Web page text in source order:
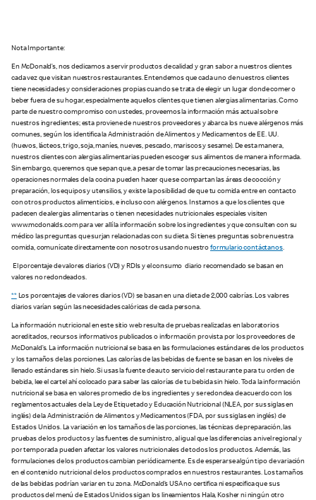
Nota Importante:
En McDonald’s, nos dedicamos a servir productos de calidad y gran sabor a nuestros clientes
cada vez que visitan nuestros restaurantes. Entendemos que cada uno de nuestros clientes
tiene necesidades y consideraciones propias cuando se trata de elegir un lugar donde comer o
beber fuera de su hogar, especialmente aquellos clientes que tienen alergias alimentarias. Como
parte de nuestro compromiso con ustedes, proveemos la información más actual sobre
nuestros ingredientes; esta proviene de nuestros proveedores y abarca los nueve alérgenos más
comunes, según los identifica la Administración de Alimentos y Medicamentos de EE. UU.
(huevos, lácteos, trigo, soja, maníes, nueves, pescado, mariscos y sesame). De esta manera,
nuestros clientes con alergias alimentarias pueden escoger sus alimentos de manera informada.
Sin embargo, queremos que sepan que, a pesar de tomar las precauciones necesarias, las
operaciones normales de la cocina pueden hacer que se compartan las áreas de cocción y
preparación, los equipos y utensilios, y existe la posibilidad de que tu comida entre en contacto
con otros productos alimenticios, e incluso con alérgenos. Instamos a que los clientes que
padecen de alergias alimentarias o tienen necesidades nutricionales especiales visiten
www.mcdonalds.com para ver allí la información sobre los ingredientes y que consulten con su
médico las preguntas que surjan relacionadas con su dieta. Si tienes preguntas sobre nuestra
comida, comunícate directamente con nosotros usando nuestroformulario contáctanos.
El porcentaje de valores diarios (VD) y RDIs y el consumo diario recomendado se basan en
valores no redondeados.
**Los porcentajes de valores diarios (VD) se basan en una dieta de 2,000 calorías. Los valores
diarios varían según las necesidades calóricas de cada persona.
La información nutricional en este sitio web resulta de pruebas realizadas en laboratorios
acreditados, recursos informativos publicados o información provista por los proveedores de
McDonald’s. La información nutricional se basa en las formulaciones estándares de los productos
y los tamaños de las porciones. Las calorías de las bebidas de fuente se basan en los niveles de
llenado estándares sin hielo. Si usas la fuente de auto servicio del restaurante para tu orden de
bebida, lee el cartel ahí colocado para saber las calorías de tu bebida sin hielo. Toda la información
nutricional se basa en valores promedio de los ingredientes y se redondea de acuerdo con los
reglamentos actuales de la Ley de Etiquetado y Educación Nutricional (NLEA, por sus siglas en
inglés) de la Administración de Alimentos y Medicamentos (FDA, por sus siglas en inglés) de
Estados Unidos. La variación en los tamaños de las porciones, las técnicas de preparación, las
pruebas de los productos y las fuentes de suministro, al igual que las diferencias a nivel regional y
por temporada pueden afectar los valores nutricionales de todos los productos. Además, las
formulaciones de los productos cambian periódicamente. Es de esperarse algún tipo de variación
en el contenido nutricional de los productos comprados en nuestros restaurantes. Los tamaños
de las bebidas podrían variar en tu zona. McDonald’s USA no certifica ni especifica que sus
productos del menú de Estados Unidos sigan los lineamientos Hala, Kosher ni ningún otro